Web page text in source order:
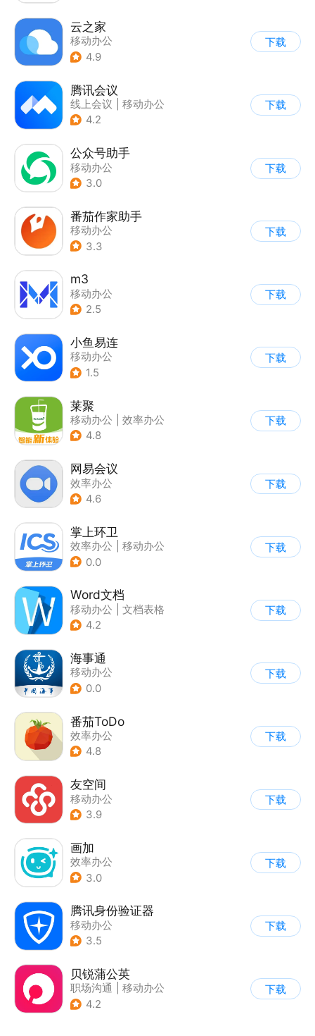
云之家
移动办公
4.9
下载
腾讯会议
线上会议
移动办公
4.2
下载
公众号助手
移动办公
3.0
下载
番茄作家助手
移动办公
3.3
下载
m3
移动办公
2.5
下载
小鱼易连
移动办公
1.5
下载
莱聚
移动办公
效率办公
4.8
下载
网易会议
效率办公
4.6
下载
掌上环卫
效率办公
移动办公
0.0
下载
Word文档
移动办公
文档表格
4.2
下载
海事通
移动办公
0.0
下载
番茄ToDo
效率办公
4.8
下载
友空间
移动办公
3.9
下载
画加
效率办公
3.0
下载
腾讯身份验证器
移动办公
3.5
下载
贝锐蒲公英
职场沟通
移动办公
4.2
下载